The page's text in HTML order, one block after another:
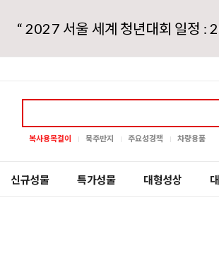
“ 2027 서울 세계 청년대회 일정 :
복사용목걸이 묵주반지 주요성경책 차량용품
신규성물 특가성물 대형성상